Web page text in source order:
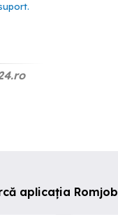
aplicația Romjob